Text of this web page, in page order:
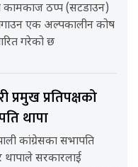
कामकाज ठप्प (सटडाउन)
एक अल्पकालीन कोष
गरेको छ
प्रमुख प्रतिपक्षको
थापा
कांग्रेसका सभापति
सरकारलाई